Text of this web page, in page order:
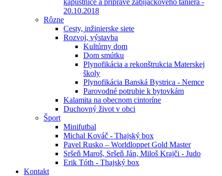
kapustnice a príprave zabíjačkového taniera -
20.10.2018
Rôzne
Cesty, inžinierske siete
Rozvoj, výstavba
Kultúrny dom
Dom smútku
Plynofikácia a rekonštrukcia Materskej
školy
Plynofikácia Banská Bystrica - Nemce
Parovodné potrubie k bytovkám
Kalamita na obecnom cintoríne
Duchovný život v obci
Šport
Minifutbal
Michal Kováč - Thajský box
Pavel Rusko – Worldloppet Gold Master
Sršeň Maroš, Sršeň Ján, Miloš Krajči - Judo
Erik Tóth - Thajský box
Kontakt